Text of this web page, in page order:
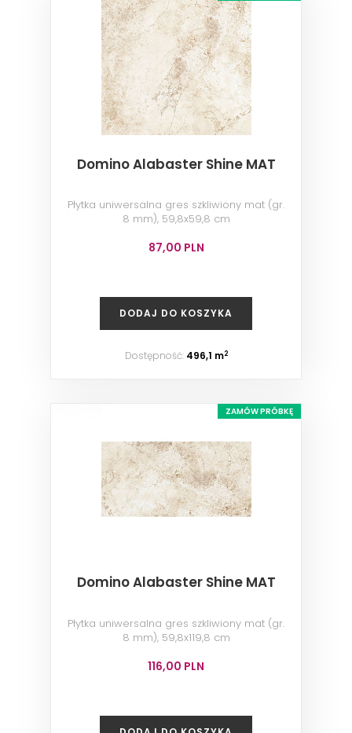
Domino Alabaster Shine MAT
Płytka uniwersalna gres szkliwiony mat (gr.
8 mm), 59,8x59,8 cm
87,00 PLN
DODAJ DO KOSZYKA
Dostępność: 496,1 m2
ZAMÓW PRÓBKĘ
Domino Alabaster Shine MAT
Płytka uniwersalna gres szkliwiony mat (gr.
8 mm), 59,8x119,8 cm
116,00 PLN